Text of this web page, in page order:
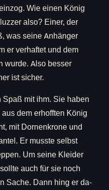
Wie einen König
also? Einer, der
was seine Anhänger
er verhaftet und dem
wurde. Also besser
ist sicher.
mit ihm. Sie haben
dem erhofften König
mit Dornenkrone und
Er musste selbst
Um seine Kleider
auch für sie noch
Sache. Dann hing er da-